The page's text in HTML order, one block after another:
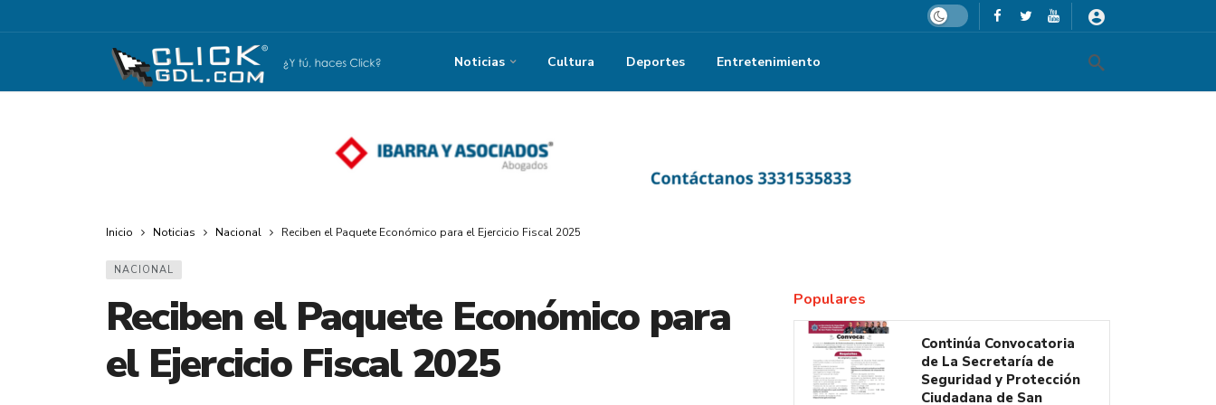
Dark mode
Noticias Cultura Deportes Entretenimiento
Inicio Noticias Nacional Reciben el Paquete Económico para el Ejercicio Fiscal 2025
NACIONAL
Reciben el Paquete Económico para
el Ejercicio Fiscal 2025
Populares
Continúa Convocatoria
de La Secretaría de
Seguridad y Protección
Ciudadana de San